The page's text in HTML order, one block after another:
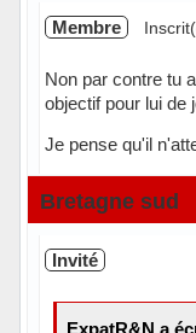
Membre
Non par contre tu
objectif pour lui de
Je pense qu'il
Hors ligne
Bretagne sud
Invité
ExpatR&N a